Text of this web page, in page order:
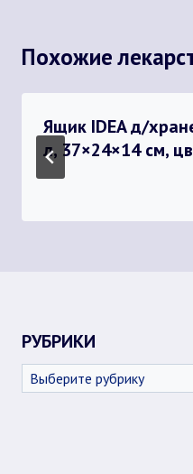
Похожие
Ящик IDEA д/
л, 37×24×14 см,
РУБРИКИ
Рубрики